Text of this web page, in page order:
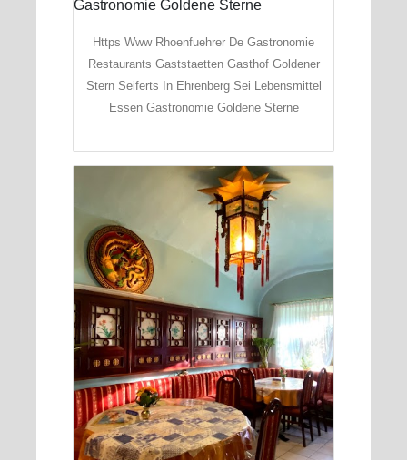
Https Www Rhoenfuehrer De Gastronomie
Restaurants Gaststaetten Gasthof Goldener
Stern Seiferts In Ehrenberg Sei Lebensmittel
Essen Gastronomie Goldene Sterne